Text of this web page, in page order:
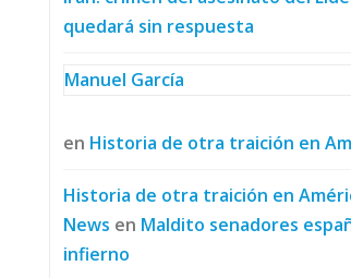
quedará sin respuesta
Manuel García
en Historia de otra traición en
Historia de otra traición en
News en Maldito senadores
infierno